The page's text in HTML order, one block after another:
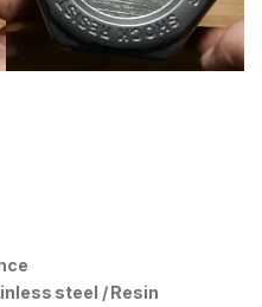
steel / Resin